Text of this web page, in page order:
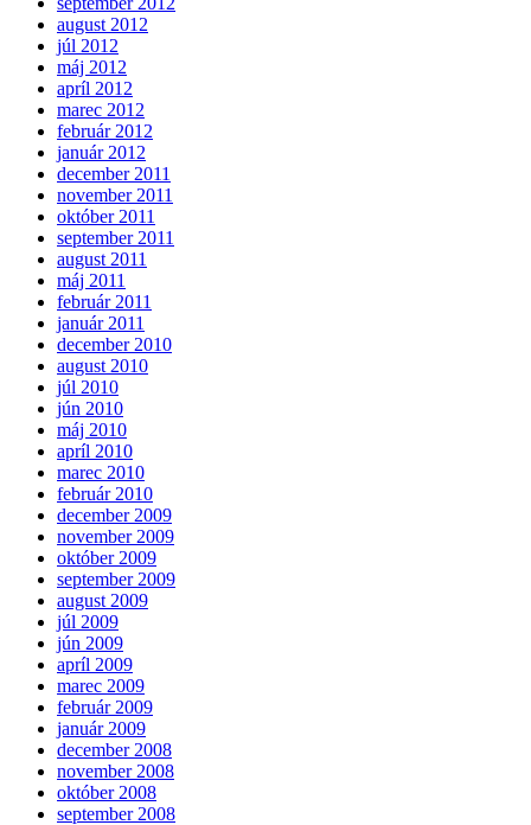
august 2012
júl 2012
máj 2012
apríl 2012
marec 2012
február 2012
január 2012
december 2011
november 2011
október 2011
september 2011
august 2011
máj 2011
február 2011
január 2011
december 2010
august 2010
júl 2010
jún 2010
máj 2010
apríl 2010
marec 2010
február 2010
december 2009
november 2009
október 2009
september 2009
august 2009
júl 2009
jún 2009
apríl 2009
marec 2009
február 2009
január 2009
december 2008
november 2008
október 2008
september 2008